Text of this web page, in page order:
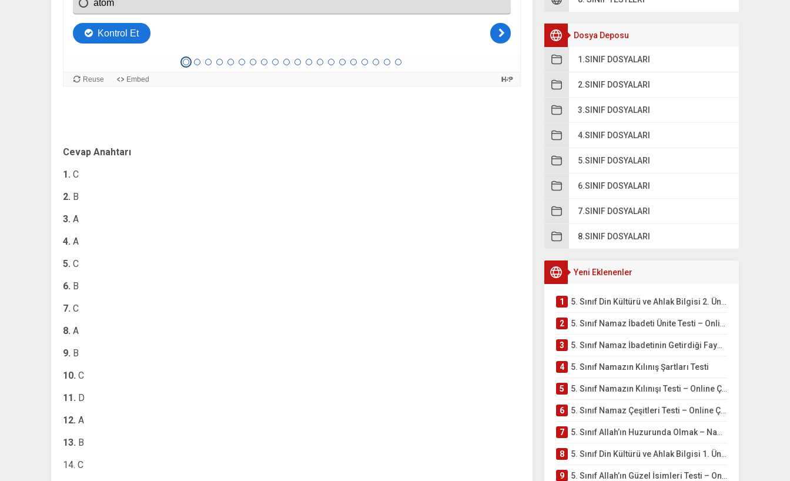
Dosya Deposu
1.SINIF DOSYALARI
2.SINIF DOSYALARI
3.SINIF DOSYALARI
4.SINIF DOSYALARI
5.SINIF DOSYALARI
6.SINIF DOSYALARI
7.SINIF DOSYALARI
8.SINIF DOSYALARI
Yeni Eklenenler
1 5. Sınıf Din Kültürü ve Ahlak Bilgisi 2. Ünite: Namaz İbadeti Çalışmaları
2 5. Sınıf Namaz İbadeti Ünite Testi – Online Çöz
3 5. Sınıf Namaz İbadetinin Getirdiği Faydalar Testi
4 5. Sınıf Namazın Kılınış Şartları Testi
5 5. Sınıf Namazın Kılınışı Testi – Online Çöz
6 5. Sınıf Namaz Çeşitleri Testi – Online Çöz
7 5. Sınıf Allah’ın Huzurunda Olmak – Namaz İbadeti Testi
8 5. Sınıf Din Kültürü ve Ahlak Bilgisi 1. Ünite: Allah İnancı Çalışmaları
9 5. Sınıf Allah’ın Güzel İsimleri Testi – Online Çöz
Cevap Anahtarı
1. C
2. B
3. A
4. A
5. C
6. B
7. C
8. A
9. B
10. C
11. D
12. A
13. B
14. C